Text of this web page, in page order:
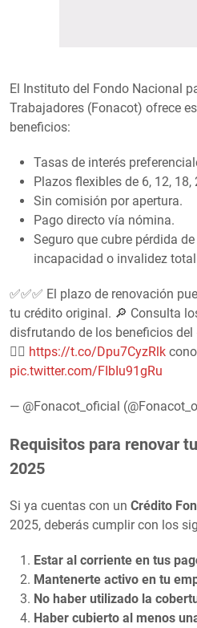
El Instituto del Fondo Nacional
Trabajadores (Fonacot) ofrece
beneficios:
Tasas de interés
Plazos flexibles de 6, 12, 18,
Sin comisión por apertura.
Pago directo vía nómina.
Seguro que cubre pérdida
incapacidad o invalidez
✅✅✅ El plazo de renovación
tu crédito original. 🔎 Consulta
disfrutando de los beneficios del
👉🏽 https://t.co/Dpu7CyzRlk
pic.twitter.com/FIbIu91gRu
— @Fonacot_oficial
Requisitos para renovar
2025
Si ya cuentas con un Crédito
2025, deberás cumplir con los
Estar al corriente en tus
Mantenerte activo en tu
No haber utilizado la
Haber cubierto al menos